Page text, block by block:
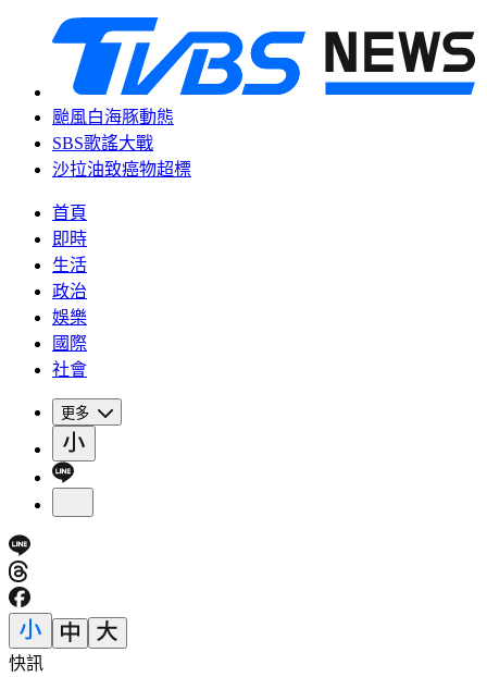
颱風白海豚動態
SBS歌謠大戰
沙拉油致癌物超標
首頁
即時
生活
政治
娛樂
國際
社會
更多
快訊